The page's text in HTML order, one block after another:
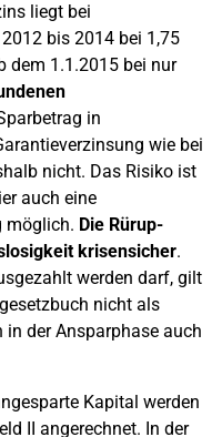
liegt bei
bis 2014 bei 1,75
dem 1.1.2015 bei nur
in
wie bei
nicht. Das Risiko ist
auch eine
möglich. Die Rürup-
krisensicher.
werden darf, gilt
nicht als
der Ansparphase auch
Kapital werden
II angerechnet. In der